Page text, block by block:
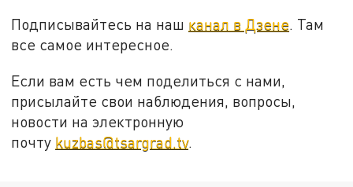
Подписывайтесь на наш канал в Дзене. Там
все самое интересное.
Если вам есть чем поделиться с нами,
присылайте свои наблюдения, вопросы,
новости на электронную
почту kuzbas@tsargrad.tv.